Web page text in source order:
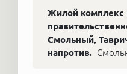
Жилой комплекс
Смольный,
напротив.